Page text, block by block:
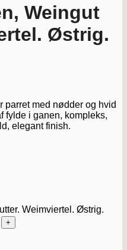
Weingut
Østrig.
parret med nødder og hvid
fylde i ganen, kompleks,
elegant finish.
Weimviertel. Østrig.